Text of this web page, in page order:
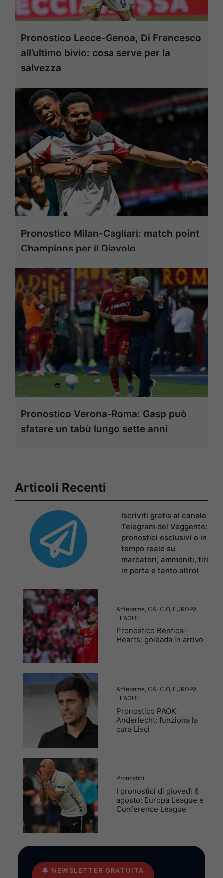
Pronostico Lecce-Genoa, Di Francesco
all’ultimo bivio: cosa serve per la
salvezza
Pronostico Milan-Cagliari: match point
Champions per il Diavolo
Pronostico Verona-Roma: Gasp può
sfatare un tabù lungo sette anni
Articoli Recenti
Iscriviti gratis al canale
Telegram del Veggente:
pronostici esclusivi e in
tempo reale su
marcatori, ammoniti, tiri
in porta e tanto altro!
Anteprime, CALCIO, EUROPA
LEAGUE
Pronostico Benfica-
Hearts: goleada in arrivo
Anteprime, CALCIO, EUROPA
LEAGUE
Pronostico PAOK-
Anderlecht: funziona la
cura Lisci
Pronostici
I pronostici di giovedì 6
agosto: Europa League e
Conference League
🔔 NEWSLETTER GRATUITA